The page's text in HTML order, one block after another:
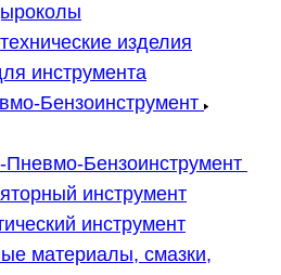
изделия
инструмента
Бензоинструмент
Пневмо-Бензоинструмент
инструмент
инструмент
материалы, смазки,